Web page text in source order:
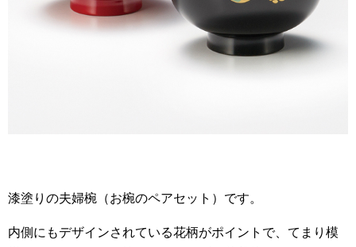
漆塗りの夫婦椀（お椀のペアセット）です。
内側にもデザインされている花柄がポイントで、てまり模